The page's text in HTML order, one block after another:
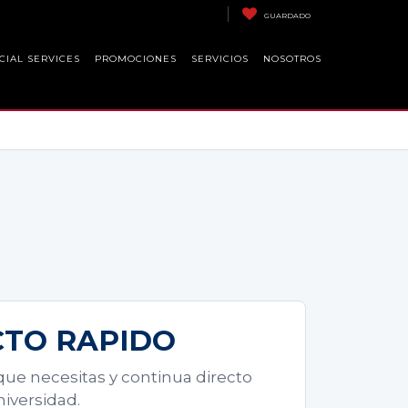
GUARDADO
SERVICES PROMOCIONES SERVICIOS NOSOTROS
RAPIDO
necesitas y continua directo